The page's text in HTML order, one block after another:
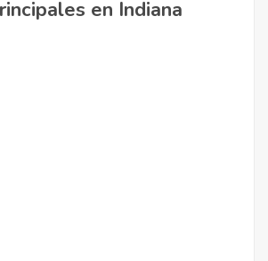
en Indiana